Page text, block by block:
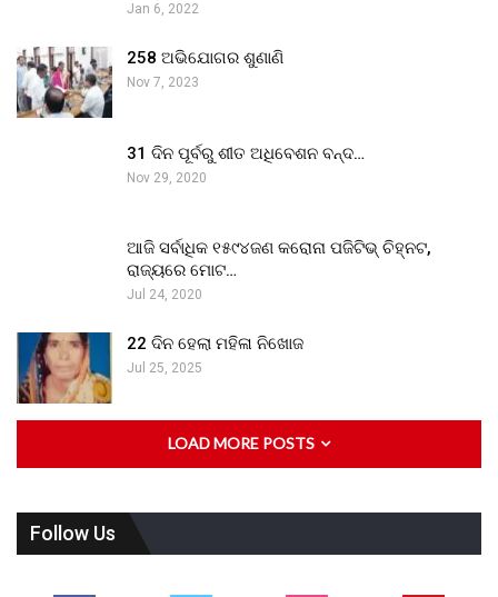
Jan 6, 2022
258 ଅଭିଯୋଗର ଶୁଣାଣି
Nov 7, 2023
31 ଦିନ ପୂର୍ବରୁ ଶୀତ ଅଧିବେଶନ ବନ୍ଦ…
Nov 29, 2020
ଆଜି ସର୍ବାଧିକ ୧୫୯୪ଜଣ କରୋନା ପଜିଟିଭ୍ ଚିହ୍ନଟ,
ରାଜ୍ୟରେ ମୋଟ…
Jul 24, 2020
22 ଦିନ ହେଲା ମହିଳା ନିଖୋଜ
Jul 25, 2025
LOAD MORE POSTS
Follow Us